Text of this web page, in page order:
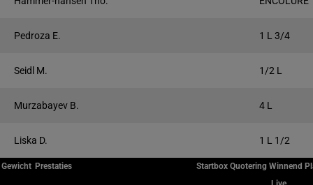
Pedroza E. 1 L 3/4
Seidl M. 1/2 L
Murzabayev B. 4 L
Liska D. 1 L 1/2
Gewicht Prestaties Startbox Quotering Winnend